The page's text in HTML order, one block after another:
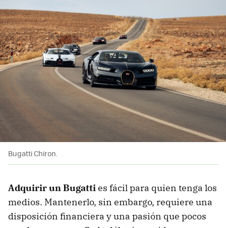
Bugatti Chiron.
Adquirir un Bugatties fácil para quien tenga los
medios. Mantenerlo, sin embargo, requiere una
disposición financiera y una pasión que pocos